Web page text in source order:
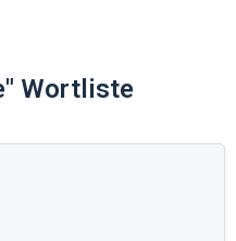
Wortliste